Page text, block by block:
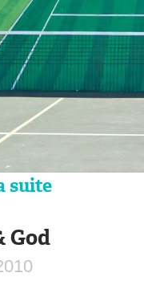
suite
God